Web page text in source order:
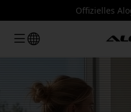
Offizielles